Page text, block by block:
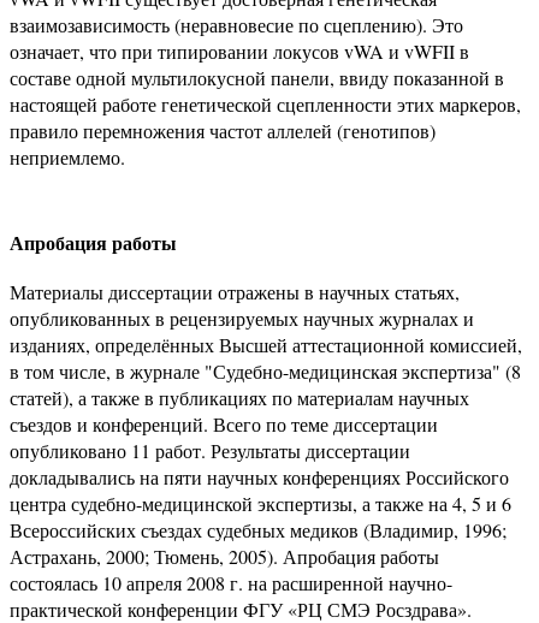
взаимозависимость (неравновесие по сцеплению). Это
означает, что при типировании локусов vWA и vWFII в
составе одной мультилокусной панели, ввиду показанной в
настоящей работе генетической сцепленности этих маркеров,
правило перемножения частот аллелей (генотипов)
неприемлемо.
Апробация работы
Материалы диссертации отра­жены в научных статьях,
опубликованных в рецензируемых научных журналах и
изданиях, определённых Высшей аттестационной комиссией,
в том числе, в журнале "Судебно-медицинская экспертиза" (8
статей), а также в публикациях по материалам научных
съездов и конференций. Всего по теме диссертации
опубликовано 11 работ. Результаты диссертации
докладывались на пяти научных конференциях Российского
центра судебно-медицинской экспертизы, а также на 4, 5 и 6
Всероссийских съездах судебных медиков (Владимир, 1996;
Астрахань, 2000; Тюмень, 2005). Апробация работы
состоялась 10 апреля 2008 г. на расширенной научно-
практической конференции ФГУ «РЦ СМЭ Росздрава».